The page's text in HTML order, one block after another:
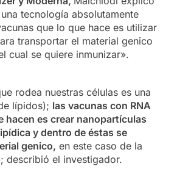
tecnología absolutamente
que lo que hace es utilizar
transportar el material genico
cual se quiere inmunizar».
rodea nuestras células es una
lípidos); las vacunas con RNA
hacen es crear nanopartículas
y dentro de éstas se
genico, en este caso de la
describió el investigador.